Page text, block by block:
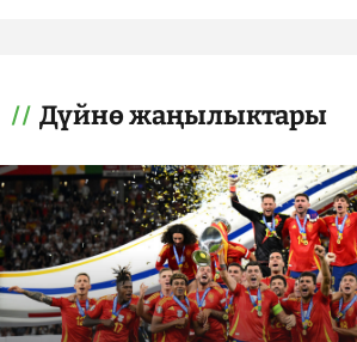
Дүйнө жаңылыктары